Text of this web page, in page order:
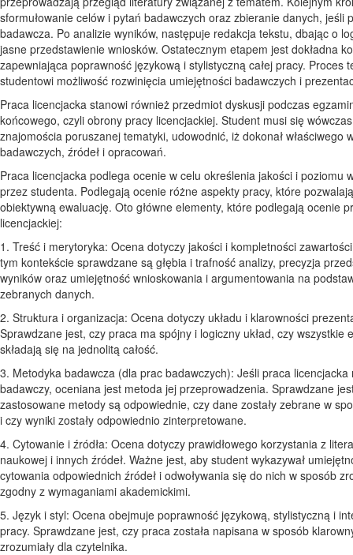
sformułowanie celów i pytań badawczych oraz zbieranie danych, jeśli
badawcza. Po analizie wyników, następuje redakcja tekstu, dbając o
jasne przedstawienie wniosków. Ostatecznym etapem jest dokładna
zapewniająca poprawność językową i stylistyczną całej pracy. Proces
studentowi możliwość rozwinięcia umiejętności badawczych i
Praca licencjacka stanowi również przedmiot dyskusji podczas
końcowego, czyli obrony pracy licencjackiej. Student musi się
znajomościa poruszanej tematyki, udowodnić, iż dokonał właściwego
badawczych, źródeł i opracowań.
Praca licencjacka podlega ocenie w celu określenia jakości i poziomu
przez studenta. Podlegają ocenie różne aspekty pracy, które
obiektywną ewaluację. Oto główne elementy, które podlegają ocenie
licencjackiej:
1. Treść i merytoryka: Ocena dotyczy jakości i kompletności
tym kontekście sprawdzane są głębia i trafność analizy, precyzja
wyników oraz umiejętność wnioskowania i argumentowania na
zebranych danych.
2. Struktura i organizacja: Ocena dotyczy układu i klarowności
Sprawdzane jest, czy praca ma spójny i logiczny układ, czy wszystkie
składają się na jednolitą całość.
3. Metodyka badawcza (dla prac badawczych): Jeśli praca licencjacka
badawczy, oceniana jest metoda jej przeprowadzenia. Sprawdzane
zastosowane metody są odpowiednie, czy dane zostały zebrane w
i czy wyniki zostały odpowiednio zinterpretowane.
4. Cytowanie i źródła: Ocena dotyczy prawidłowego korzystania z
naukowej i innych źródeł. Ważne jest, aby student wykazywał
cytowania odpowiednich źródeł i odwoływania się do nich w sposób
zgodny z wymaganiami akademickimi.
5. Język i styl: Ocena obejmuje poprawność językową, stylistyczną i
pracy. Sprawdzane jest, czy praca została napisana w sposób
zrozumiały dla czytelnika.